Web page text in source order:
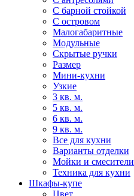
С барной стойкой
С островом
Малогабаритные
Модульные
Скрытые ручки
Размер
Мини-кухни
Узкие
3 кв. м.
5 кв. м.
6 кв. м.
9 кв. м.
Все для кухни
Варианты отделки
Мойки и смесители
Техника для кухни
Шкафы-купе
Цвет